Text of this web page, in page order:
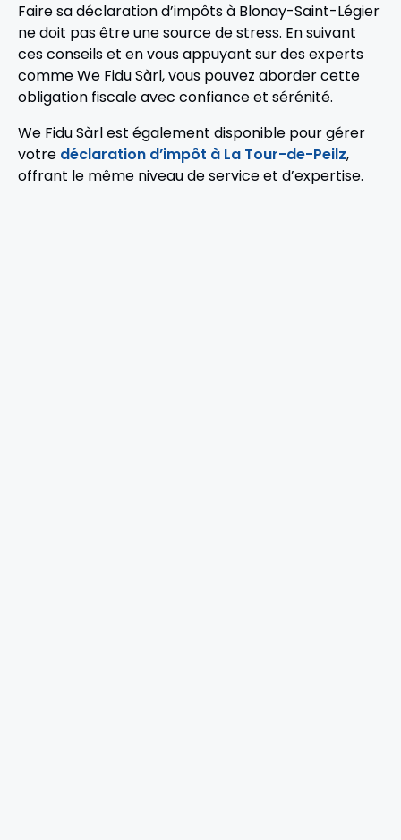
Faire sa déclaration d’impôts à Blonay-Saint-Légier
ne doit pas être une source de stress. En suivant
ces conseils et en vous appuyant sur des experts
comme We Fidu Sàrl, vous pouvez aborder cette
obligation fiscale avec confiance et sérénité.
We Fidu Sàrl est également disponible pour gérer
votre déclaration d’impôt à La Tour-de-Peilz,
offrant le même niveau de service et d’expertise.